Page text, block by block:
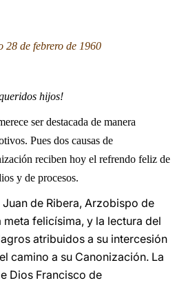
28 de febrero de 1960
hijos!
ser destacada de manera
Pues dos causas de
reciben hoy el refrendo feliz de
y de procesos.
de Ribera, Arzobispo de
meta felicísima, y la lectura del
atribuidos a su intercesión
camino a su Canonización. La
Dios Francisco de